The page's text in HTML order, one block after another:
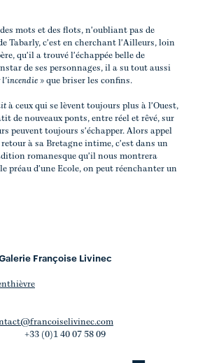
mots et des flots, n'oubliant pas de
Tabarly, c'est en cherchant l'Ailleurs, loin
qu'il a trouvé l'échappée belle de
de ses personnages, il a su tout aussi
l'incendie » que briser les confins.
à ceux qui se lèvent toujours plus à l'Ouest,
de nouveaux ponts, entre réel et rêvé, sur
peuvent toujours s'échapper. Alors appel
à sa Bretagne intime, c'est dans un
romanesque qu'il nous montrera
préau d'une Ecole, on peut réenchanter un
Françoise Livinec
+33 (0)1 40 07 58 09